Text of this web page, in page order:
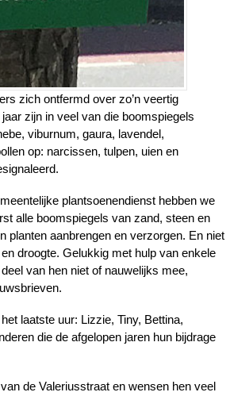
zich ontfermd over zo’n veertig
zijn in veel van die boomspiegels
viburnum, gaura, lavendel,
op: narcissen, tulpen, uien en
plantsoenendienst hebben we
alle boomspiegels van zand, steen en
planten aanbrengen en verzorgen. En niet
droogte. Gelukkig met hulp van enkele
van hen niet of nauwelijks mee,
laatste uur: Lizzie, Tiny, Bettina,
die de afgelopen jaren hun bijdrage
de Valeriusstraat en wensen hen veel